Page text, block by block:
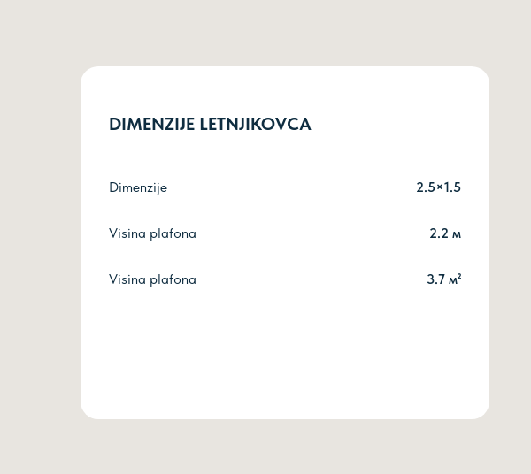
DIMENZIJE LETNJIKOVCA
Dimenzije 2.5×1.5
Visina plafona 2.2 м
Visina plafona 3.7 м²